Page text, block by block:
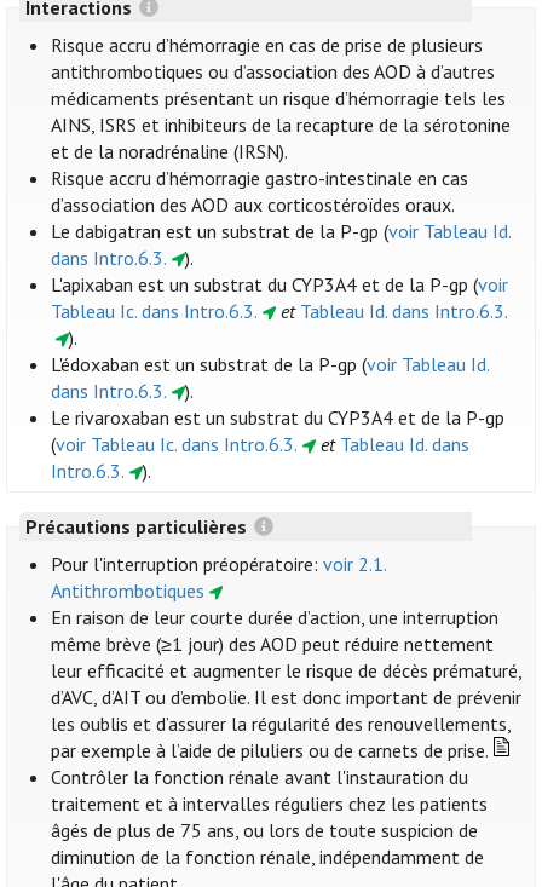
Interactions
Risque accru d’hémorragie en cas de prise de plusieurs
antithrombotiques ou d’association des AOD à d’autres
médicaments présentant un risque d’hémorragie tels les
AINS, ISRS et inhibiteurs de la recapture de la sérotonine
et de la noradrénaline (IRSN).
Risque accru d’hémorragie gastro-intestinale en cas
d’association des AOD aux corticostéroïdes oraux.
Le dabigatran est un substrat de la P-gp (voir Tableau Id.
dans Intro.6.3.
).
L'apixaban est un substrat du CYP3A4 et de la P-gp (voir
Tableau Ic. dans Intro.6.3.
et Tableau Id. dans Intro.6.3.
).
L'édoxaban est un substrat de la P-gp (voir Tableau Id.
dans Intro.6.3.
).
Le rivaroxaban est un substrat du CYP3A4 et de la P-gp
(voir Tableau Ic. dans Intro.6.3. et Tableau Id. dans
Intro.6.3.
).
Précautions particulières
Pour l'interruption préopératoire:voir 2.1.
Antithrombotiques
En raison de leur courte durée d’action, une interruption
même brève (≥1 jour) des AOD peut réduire nettement
leur efficacité et augmenter le risque de décès prématuré,
d’AVC, d’AIT ou d’embolie. Il est donc important de prévenir
les oublis et d’assurer la régularité des renouvellements,
par exemple à l’aide de piluliers ou de carnets de prise.
Contrôler la fonction rénale avant l'instauration du
traitement et à intervalles réguliers chez les patients
âgés de plus de 75 ans, ou lors de toute suspicion de
diminution de la fonction rénale, indépendamment de